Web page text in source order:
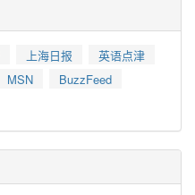
上海日报
英语点津
MSN
BuzzFeed